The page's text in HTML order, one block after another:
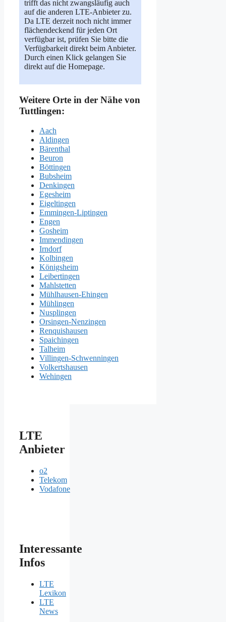
trifft das nicht zwangsläufig auch
auf die anderen LTE-Anbieter zu.
Da LTE derzeit noch nicht immer
flächendeckend für jeden Ort
verfügbar ist, prüfen Sie bitte die
Verfügbarkeit direkt beim Anbieter.
Durch einen Klick gelangen Sie
direkt auf die Homepage.
Weitere Orte in der Nähe von
Tuttlingen:
Aach
Aldingen
Bärenthal
Beuron
Böttingen
Bubsheim
Denkingen
Egesheim
Eigeltingen
Emmingen-Liptingen
Engen
Gosheim
Immendingen
Irndorf
Kolbingen
Königsheim
Leibertingen
Mahlstetten
Mühlhausen-Ehingen
Mühlingen
Nusplingen
Orsingen-Nenzingen
Renquishausen
Spaichingen
Talheim
Villingen-Schwenningen
Volkertshausen
Wehingen
LTE
Anbieter
o2
Telekom
Vodafone
Interessante
Infos
LTE
Lexikon
LTE
News